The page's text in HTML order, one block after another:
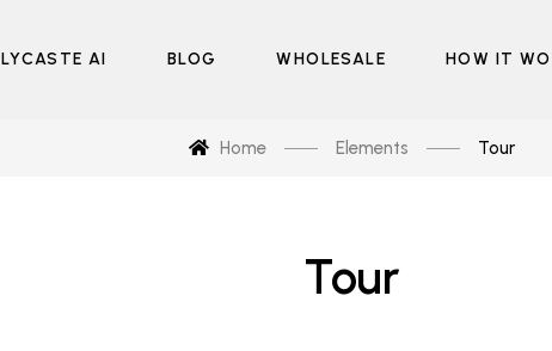
LYCASTE AI BLOG WHOLESALE HOW IT
Home Elements Tour
Tour